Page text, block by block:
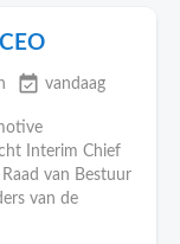
event_available vandaag
Interim Chief
van Bestuur
van de